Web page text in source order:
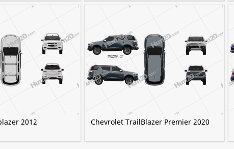
2012 Chevrolet TrailBlazer Premier 2020